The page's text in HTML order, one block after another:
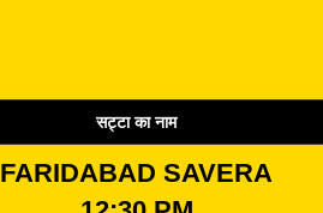
सट्टा का नाम
FARIDABAD SAVERA